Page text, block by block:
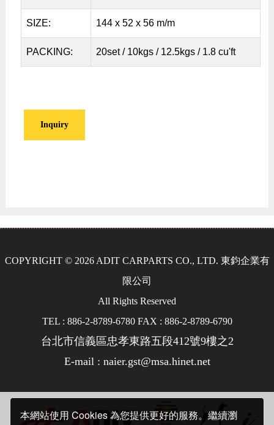
本網站使用 Cookies 為您提供更好的服務。繼續瀏
SIZE: 144 x 52 x 56 m/m
PACKING: 20set / 10kgs / 12.5kgs / 1.8 cu'ft
Inquiry
COPYRIGHT © 2026 ADIT CARPARTS CO., LTD. 東鈞企業有
限公司
All Rights Reserved
TEL : 886-2-8789-6780 FAX : 886-2-8789-6790
台北市信義區忠孝東路五段412號9樓之2
E-mail : naier.gst@msa.hinet.net